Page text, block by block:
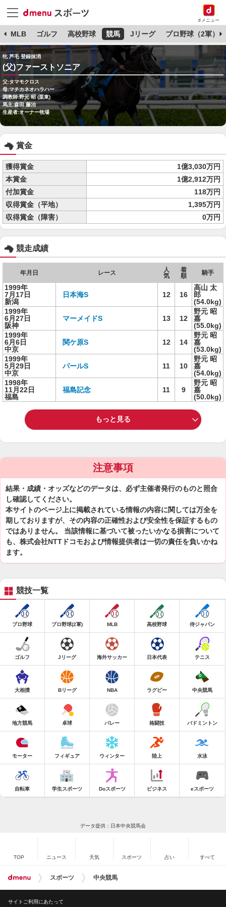
dメニュー
MLB ゴルフ 高校野球 競馬 Jリーグ プロ野球（2軍）
牝 芦毛 登録抹消
(父)ファーストソニア
父:タマモクロス
母:マチカネオハラハー
調教師:野元 昭 (栗東)
馬主:森田 藤治
生産者:オーナー牧場
賞金
獲得賞金
1億3,030万円
本賞金
1億2,912万円
付加賞金
118万円
収得賞金（平地）
1,395万円
収得賞金（障害）
0万円
競走成績
年月日 レース
人
気
着
順
騎手
1999年
7月17日
新潟
日本海S 12 16
高山 太
郎
(54.0kg)
1999年
6月27日
阪神
マーメイドS 13 12
野元 昭
嘉
(55.0kg)
1999年
6月6日
中京
関ケ原S 12 14
野元 昭
嘉
(53.0kg)
1999年
5月29日
中京
パールS 11 10
野元 昭
嘉
(54.0kg)
1998年
11月22日
福島
福島記念 11 9
野元 昭
嘉
(50.0kg)
もっと見る
注意事項
結果・成績・オッズなどのデータは、必ず主催者発行のものと照合
し確認してください。
本サイトのページ上に掲載されている情報の内容に関しては万全を
期しておりますが、その内容の正確性および安全性を保証するもの
ではありません。 当該情報に基づいて被ったいかなる損害について
も、株式会社NTTドコモおよび情報提供者は一切の責任を負いかね
ます。
競技一覧
プロ野球 プロ野球(2軍) MLB 高校野球 侍ジャパン
ゴルフ Jリーグ 海外サッカー 日本代表 テニス
大相撲 Bリーグ NBA ラグビー 中央競馬
地方競馬 卓球 バレー 格闘技 バドミントン
モーター フィギュア ウィンター 陸上 水泳
自転車 学生スポーツ Doスポーツ ビジネス eスポーツ
データ提供：日本中央競馬会
TOP ニュース 天気 スポーツ 占い すべて
スポーツ 中央競馬
サイトご利用にあたって